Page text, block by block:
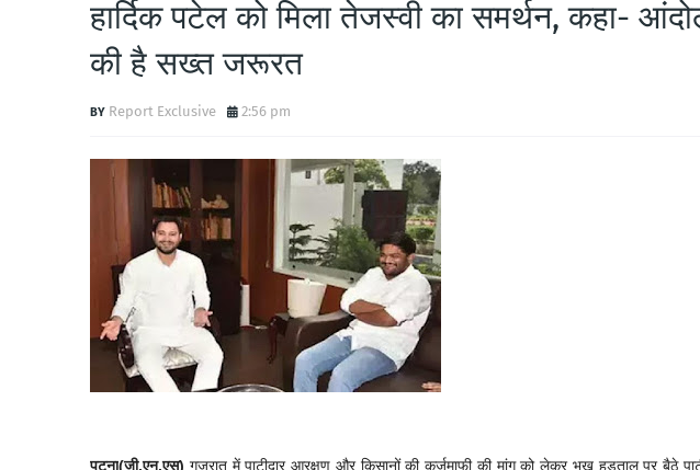
हार्दिक पटेल को मिला तेजस्वी का समर्थन, कहा-
की है सख्त जरूरत
Report Exclusive 2:56 pm
पटना(जी.एन.एस) गुजरात में पाटीदार आरक्षण और किसानों की कर्जमाफी की मांग को लेकर भूख हड़ताल पर बैठे